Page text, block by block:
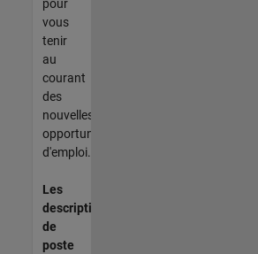
pour
vous
tenir
au
courant
des
nouvelles
opportunités
d'emploi.
Les
descriptions
de
poste